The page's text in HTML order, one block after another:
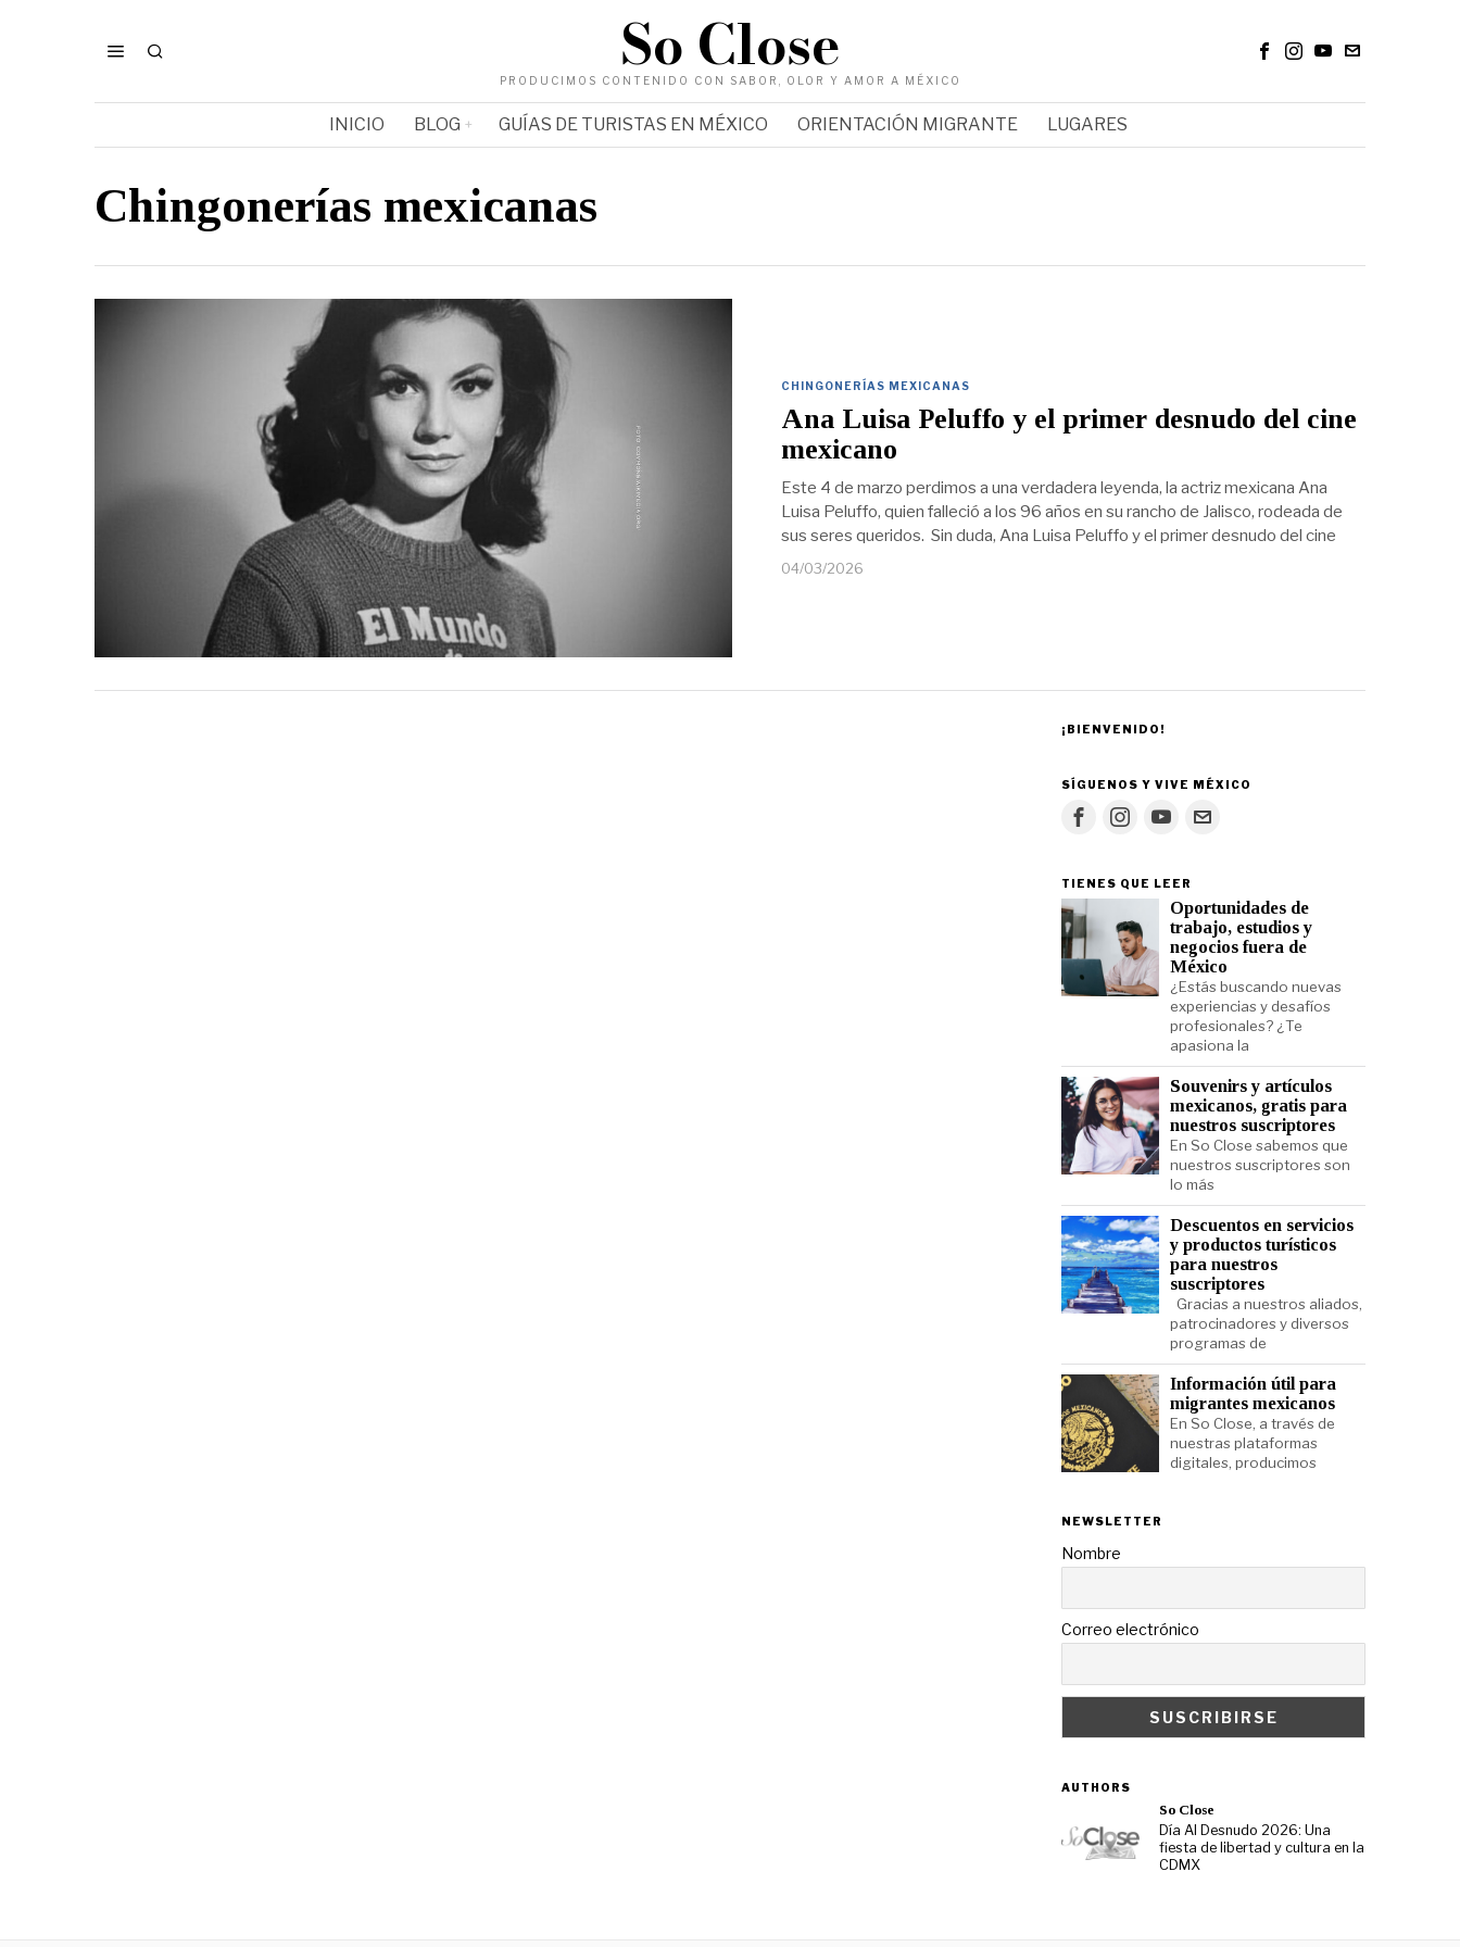
So Close
PRODUCIMOS CONTENIDO CON SABOR, OLOR Y AMOR A MÉXICO
INICIO BLOG GUÍAS DE TURISTAS EN MÉXICO ORIENTACIÓN MIGRANTE LUGARES
Chingonerías mexicanas
CHINGONERÍAS MEXICANAS
Ana Luisa Peluffo y el primer desnudo del cine
mexicano
Este 4 de marzo perdimos a una verdadera leyenda, la actriz mexicana Ana
Luisa Peluffo, quien falleció a los 96 años en su rancho de Jalisco, rodeada de
sus seres queridos. Sin duda, Ana Luisa Peluffo y el primer desnudo del cine
04/03/2026
¡BIENVENIDO!
SÍGUENOS Y VIVE MÉXICO
TIENES QUE LEER
Oportunidades de
trabajo, estudios y
negocios fuera de
México
¿Estás buscando nuevas
experiencias y desafíos
profesionales? ¿Te
apasiona la
Souvenirs y artículos
mexicanos, gratis para
nuestros suscriptores
En So Close sabemos que
nuestros suscriptores son
lo más
Descuentos en servicios
y productos turísticos
para nuestros
suscriptores
Gracias a nuestros aliados,
patrocinadores y diversos
programas de
Información útil para
migrantes mexicanos
En So Close, a través de
nuestras plataformas
digitales, producimos
NEWSLETTER
Nombre
Correo electrónico
AUTHORS
So Close
Día Al Desnudo 2026: Una
fiesta de libertad y cultura en la
CDMX